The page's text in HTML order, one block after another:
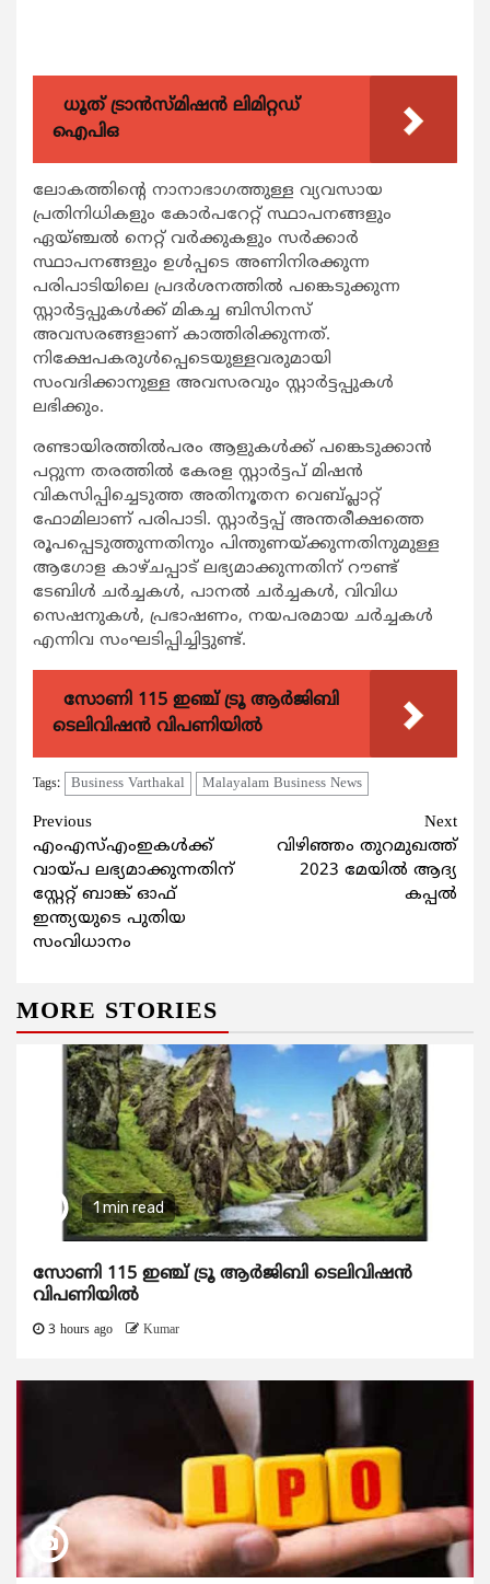
ധൂത് ട്രാൻസ്മിഷൻ ലിമിറ്റഡ്
ഐപിഒ
ലോകത്തിന്‍റെ നാനാഭാഗത്തുള്ള വ്യവസായ
പ്രതിനിധികളും കോര്‍പറേറ്റ് സ്ഥാപനങ്ങളും
ഏയ്ഞ്ചല്‍ നെറ്റ് വര്‍ക്കുകളും സര്‍ക്കാര്‍
സ്ഥാപനങ്ങളും ഉള്‍പ്പടെ അണിനിരക്കുന്ന
പരിപാടിയിലെ പ്രദര്‍ശനത്തില്‍ പങ്കെടുക്കുന്ന
സ്റ്റാര്‍ട്ടപ്പുകള്‍ക്ക് മികച്ച ബിസിനസ്
അവസരങ്ങളാണ് കാത്തിരിക്കുന്നത്.
നിക്ഷേപകരുള്‍പ്പെടെയുള്ളവരുമായി
സംവദിക്കാനുള്ള അവസരവും സ്റ്റാര്‍ട്ടപ്പുകള്‍
ലഭിക്കും.
രണ്ടായിരത്തില്‍പരം ആളുകള്‍ക്ക് പങ്കെടുക്കാന്‍
പറ്റുന്ന തരത്തില്‍ കേരള സ്റ്റാര്‍ട്ടപ് മിഷന്‍
വികസിപ്പിച്ചെടുത്ത അതിനൂതന വെബ്പ്ലാറ്റ്
ഫോമിലാണ് പരിപാടി. സ്റ്റാര്‍ട്ടപ്പ് അന്തരീക്ഷത്തെ
രൂപപ്പെടുത്തുന്നതിനും പിന്തുണയ്ക്കുന്നതിനുമുള്ള
ആഗോള കാഴ്ചപ്പാട് ലഭ്യമാക്കുന്നതിന് റൗണ്ട്
ടേബിള്‍ ചര്‍ച്ചകള്‍, പാനല്‍ ചര്‍ച്ചകള്‍, വിവിധ
സെഷനുകള്‍, പ്രഭാഷണം, നയപരമായ ചര്‍ച്ചകള്‍
എന്നിവ സംഘടിപ്പിച്ചിട്ടുണ്ട്.
സോണി 115 ഇഞ്ച് ട്രൂ ആർജിബി
ടെലിവിഷൻ വിപണിയിൽ
Tags: Business Varthakal Malayalam Business News
Continue
Reading
Previous
എംഎസ്എംഇകള്‍ക്ക്
വായ്പ ലഭ്യമാക്കുന്നതിന്
സ്റ്റേറ്റ് ബാങ്ക് ഓഫ്
ഇന്ത്യയുടെ പുതിയ
സംവിധാനം
Next
വിഴിഞ്ഞം തുറമുഖത്ത്
2023 മേയിൽ ആദ്യ
കപ്പൽ
MORE STORIES
1 min read
സോണി 115 ഇഞ്ച് ട്രൂ ആർജിബി ടെലിവിഷൻ
വിപണിയിൽ
3 hours ago Kumar